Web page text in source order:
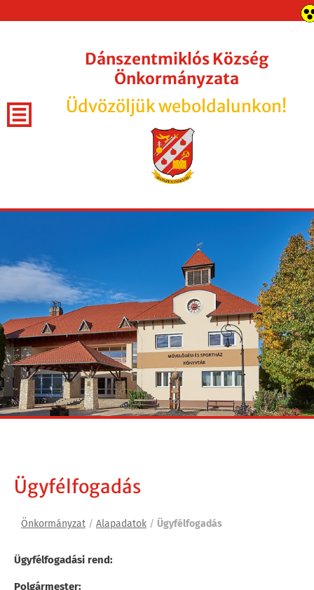
Dánszentmiklós Község
Önkormányzata
Üdvözöljük weboldalunkon!
Ügyfélfogadás
Önkormányzat / Alapadatok / Ügyfélfogadás
Ügyfélfogadási rend:
Polgármester: